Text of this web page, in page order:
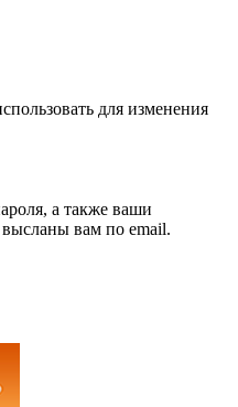
для изменения
а также ваши
вам по email.